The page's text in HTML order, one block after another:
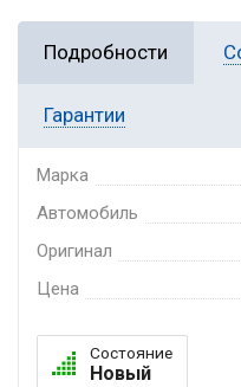
Подробности
Гарантии
Марка
Автомобиль
Оригинал
Цена
Состояние
Новый